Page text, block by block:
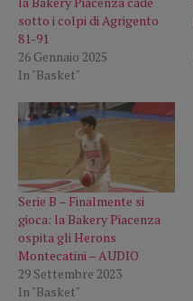
sotto i colpi di Agrigento
81-91
26 Gennaio 2025
In "Basket"
Serie B – Finalmente si
gioca: la Bakery Piacenza
ospita gli Herons
Montecatini – AUDIO
29 Settembre 2023
In "Basket"